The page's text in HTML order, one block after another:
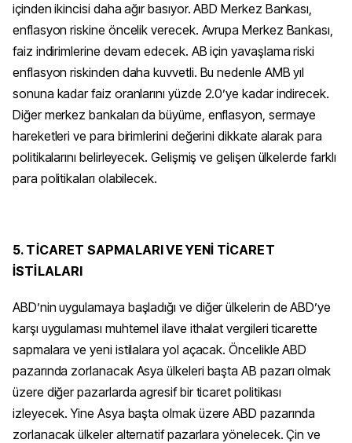
içinden ikincisi daha ağır basıyor. ABD Merkez Bankası,
enflasyon riskine öncelik verecek. Avrupa Merkez Bankası,
faiz indirimlerine devam edecek. AB için yavaşlama riski
enflasyon riskinden daha kuvvetli. Bu nedenle AMB yıl
sonuna kadar faiz oranlarını yüzde 2.0’ye kadar indirecek.
Diğer merkez bankaları da büyüme, enflasyon, sermaye
hareketleri ve para birimlerini değerini dikkate alarak para
politikalarını belirleyecek. Gelişmiş ve gelişen ülkelerde farklı
para politikaları olabilecek.
5. TİCARET SAPMALARI VE YENİ TİCARET
İSTİLALARI
ABD’nin uygulamaya başladığı ve diğer ülkelerin de ABD’ye
karşı uygulaması muhtemel ilave ithalat vergileri ticarette
sapmalara ve yeni istilalara yol açacak. Öncelikle ABD
pazarında zorlanacak Asya ülkeleri başta AB pazarı olmak
üzere diğer pazarlarda agresif bir ticaret politikası
izleyecek. Yine Asya başta olmak üzere ABD pazarında
zorlanacak ülkeler alternatif pazarlara yönelecek. Çin ve